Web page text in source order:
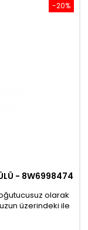
-20%
- 8W6998474
olarak
üzerindeki ile